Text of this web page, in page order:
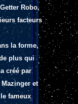
Robo,
facteurs
la forme,
plus qui
créé par
et
fameux